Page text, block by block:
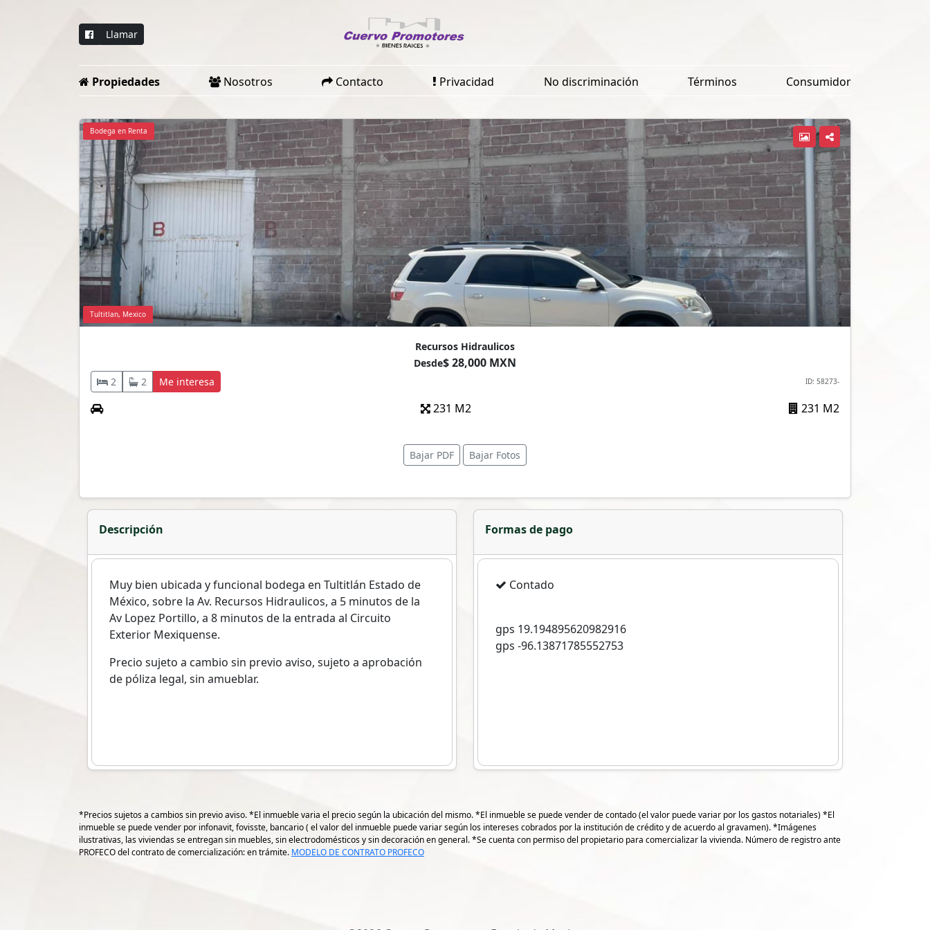
Llamar
Propiedades Nosotros Contacto Privacidad No discriminación Términos Consumidor
Bodega en Renta
Tultitlan, Mexico
Recursos Hidraulicos
Desde$ 28,000 MXN
2 2 Me interesa ID: 58273-
231 M2 231 M2
Bajar PDF Bajar Fotos
Descripción
Muy bien ubicada y funcional bodega en Tultitlán Estado de
México, sobre la Av. Recursos Hidraulicos, a 5 minutos de la
Av Lopez Portillo, a 8 minutos de la entrada al Circuito
Exterior Mexiquense.
Precio sujeto a cambio sin previo aviso, sujeto a aprobación
de póliza legal, sin amueblar.
Formas de pago
Contado
gps 19.194895620982916
gps -96.13871785552753
*Precios sujetos a cambios sin previo aviso. *El inmueble varia el precio según la ubicación del mismo. *El inmueble se puede vender de contado (el valor puede variar por los gastos notariales) *El
inmueble se puede vender por infonavit, fovisste, bancario ( el valor del inmueble puede variar según los intereses cobrados por la institución de crédito y de acuerdo al gravamen). *Imágenes
ilustrativas, las viviendas se entregan sin muebles, sin electrodomésticos y sin decoración en general. *Se cuenta con permiso del propietario para comercializar la vivienda. Número de registro ante
PROFECO del contrato de comercialización: en trámite. MODELO DE CONTRATO PROFECO